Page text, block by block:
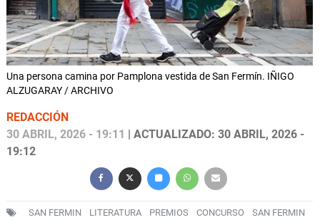
Una persona camina por Pamplona vestida de San Fermín. IÑIGO
ALZUGARAY / ARCHIVO
REDACCIÓN
30 ABRIL, 2026 - 19:11 | ACTUALIZADO: 30 ABRIL, 2026 -
19:12
SAN FERMIN LITERATURA PREMIOS CONCURSO
SAN FERMIN